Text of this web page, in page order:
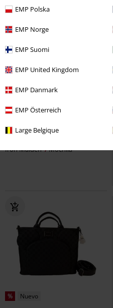
EMP Polska
EMP Norge
EMP Suomi
EMP United Kingdom
EMP Danmark
EMP Österreich
Large Belgique
75,99 €
Iron Maiden
Mochila
% Nuevo